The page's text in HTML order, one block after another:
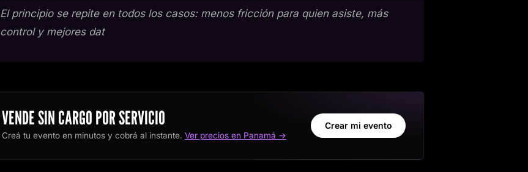
El principio se repite en todos los casos: menos fricción para quien asiste, más
control y mejores dat
VENDE SIN CARGO POR SERVICIO
Creá tu evento en minutos y cobrá al instante. Ver precios en Panamá →
Crear mi evento